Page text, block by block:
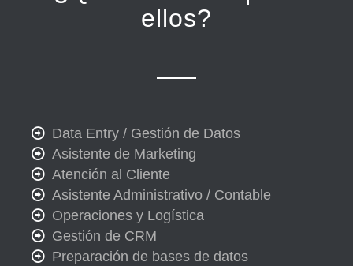
ellos?
Data Entry / Gestión de Datos
Asistente de Marketing
Atención al Cliente
Asistente Administrativo / Contable
Operaciones y Logística
Gestión de CRM
Preparación de bases de datos